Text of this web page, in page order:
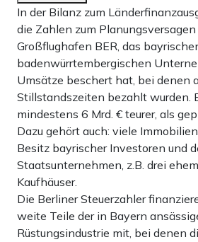
In der Bilanz zum
die Zahlen zum
Großflughafen BER, das
badenwürrtembergischen
Umsätze beschert hat, bei denen
Stillstandszeiten bezahlt wurden.
mindestens 6 Mrd. € teurer, als
Dazu gehört auch: viele
Besitz bayrischer Investoren und
Staatsunternehmen, z.B. drei
Kaufhäuser.
Die Berliner Steuerzahler
weite Teile der in Bayern
Rüstungsindustrie mit, bei denen